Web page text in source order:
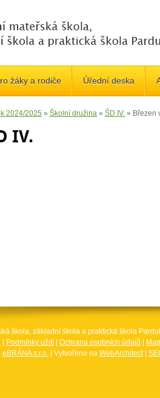
žáky a rodiče Úřední deska
2024/2025 » Školní družina » ŠD IV. » Březen
IV.
škola, základní škola a praktická škola
Podmínky užití Ochrana osobních údajů
eBRÁNA s.r.o. | Vytvořeno na WebArchitect|